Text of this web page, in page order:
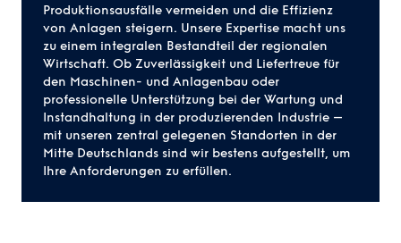
Produktionsausfälle vermeiden und die Effizienz
von Anlagen steigern. Unsere Expertise macht uns
zu einem integralen Bestandteil der regionalen
Wirtschaft. Ob Zuverlässigkeit und Liefertreue für
den Maschinen- und Anlagenbau oder
professionelle Unterstützung bei der Wartung und
Instandhaltung in der produzierenden Industrie –
mit unseren zentral gelegenen Standorten in der
Mitte Deutschlands sind wir bestens aufgestellt, um
Ihre Anforderungen zu erfüllen.